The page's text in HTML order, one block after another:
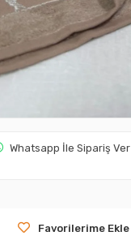
Whatsapp İle Sipariş Ver
Favorilerime Ekle